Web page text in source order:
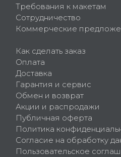
Требования к макетам
Сотрудничество
Коммерческие
Как сделать заказ
Оплата
Доставка
Гарантия и сервис
Обмен и возврат
Акции и распродажи
Публичная оферта
Политика
Согласие на обработку
Пользовательское